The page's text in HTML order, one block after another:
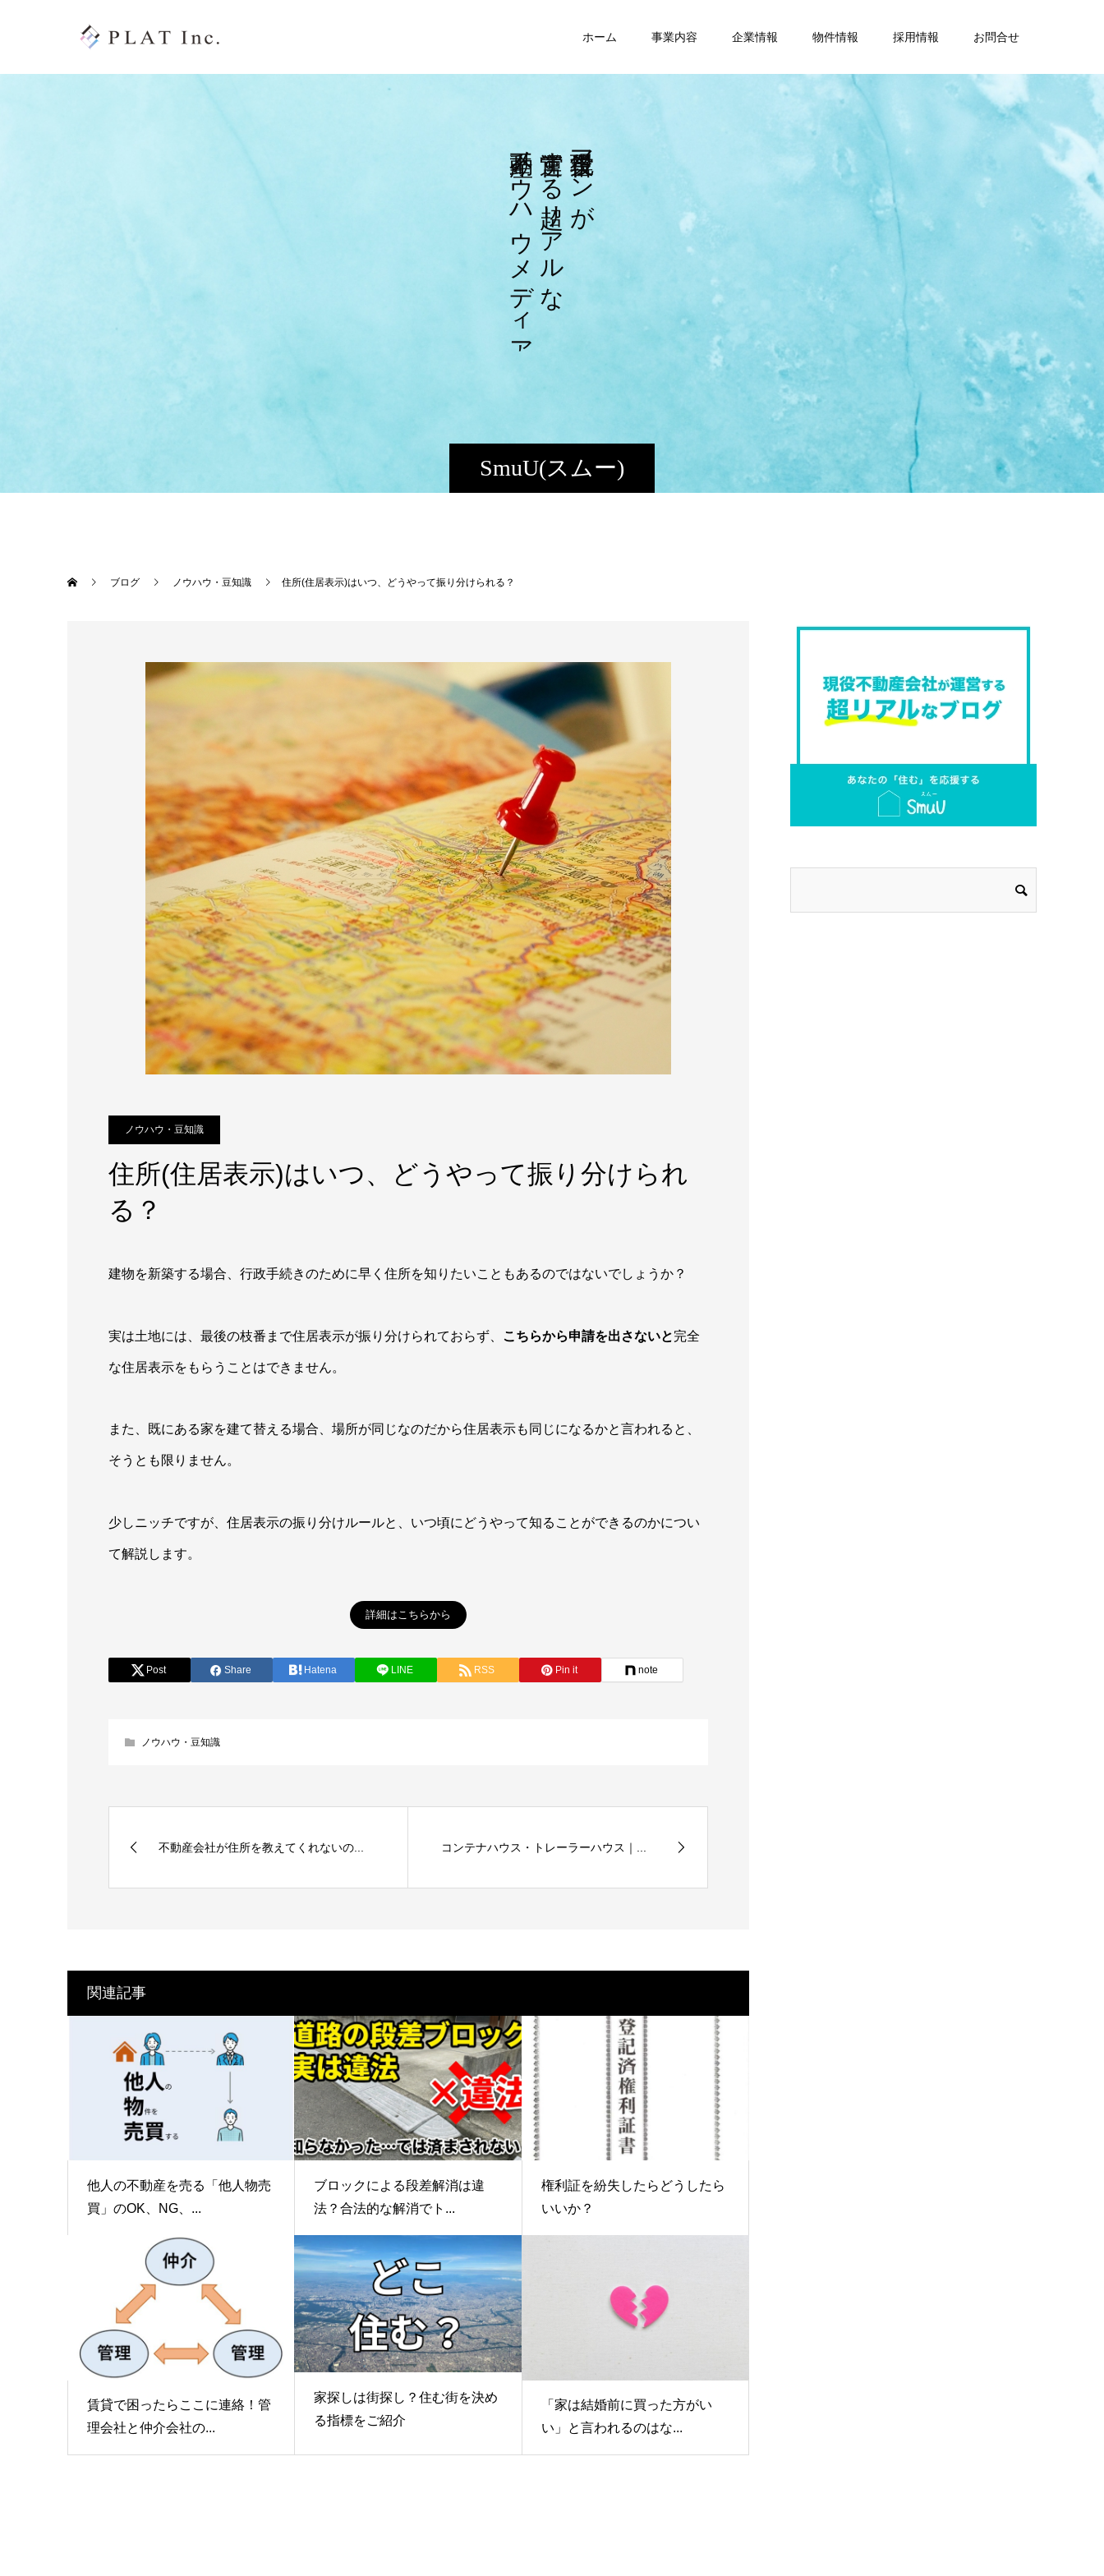
ホーム 事業内容 企業情報 物件情報 採用情報 お問合せ
SmuU(スムー)
マ
ン
が
す
る
リ
ア
ル
な
ノ
ウ
ハ
ウ
メ
デ
ィ
ア
ブログ ノウハウ・豆知識 住所(住居表示)はいつ、どうやって振り分けられる？
ノウハウ・豆知識
住所(住居表示)はいつ、どうやって振り分けられ
る？
建物を新築する場合、行政手続きのために早く住所を知りたいこともあるのではないでしょうか？
実は土地には、最後の枝番まで住居表示が振り分けられておらず、 こちらから申請を出さないと完全
な住居表示をもらうことはできません。
また、既にある家を建て替える場合、場所が同じなのだから住居表示も同じになるかと言われると、
そうとも限りません。
少しニッチですが、住居表示の振り分けルールと、いつ頃にどうやって知ることができるのかについ
て解説します。
詳細はこちらから
Post Share Hatena LINE RSS Pin it note
ノウハウ・豆知識
不動産会社が住所を教えてくれないの... コンテナハウス・トレーラーハウス｜...
関連記事
他人の不動産を売る「他人物売
買」のOK、NG、...
ブロックによる段差解消は違
法？合法的な解消でト...
権利証を紛失したらどうしたら
いいか？
賃貸で困ったらここに連絡！管
理会社と仲介会社の...
家探しは街探し？住む街を決め
る指標をご紹介
「家は結婚前に買った方がい
い」と言われるのはな...